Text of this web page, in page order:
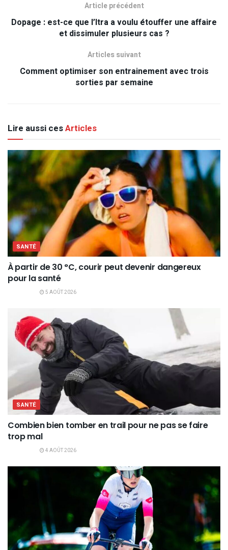
Article précédent
Dopage : est-ce que l’Itra a voulu étouffer une affaire
et dissimuler plusieurs cas ?
Articles suivant
Comment optimiser son entrainement avec trois
sorties par semaine
Lire aussi cesArticles
SANTÉ
À partir de 30 °C, courir peut devenir dangereux
pour la santé
5 AOÛT 2026
SANTÉ
Combien bien tomber en trail pour ne pas se faire
trop mal
4 AOÛT 2026